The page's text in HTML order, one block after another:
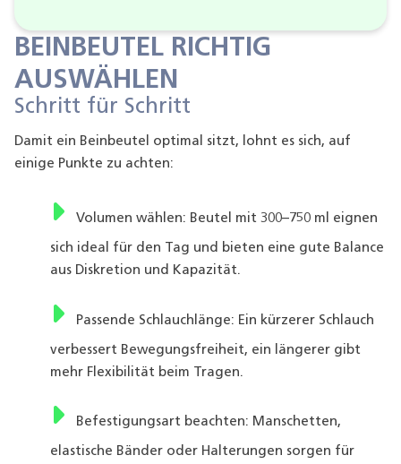
BEINBEUTEL RICHTIG
AUSWÄHLEN
Schritt für Schritt
Damit ein Beinbeutel optimal sitzt, lohnt es sich, auf
einige Punkte zu achten:
Volumen wählen: Beutel mit 300–750 ml eignen
sich ideal für den Tag und bieten eine gute Balance
aus Diskretion und Kapazität.
Passende Schlauchlänge: Ein kürzerer Schlauch
verbessert Bewegungsfreiheit, ein längerer gibt
mehr Flexibilität beim Tragen.
Befestigungsart beachten: Manschetten,
elastische Bänder oder Halterungen sorgen für